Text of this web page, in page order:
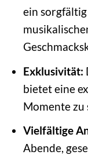
ein
Exklusivität:
bietet eine
Momente zu
Vielfältige
Abende,